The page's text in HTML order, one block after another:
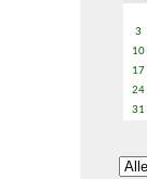
3
10
17
24
31